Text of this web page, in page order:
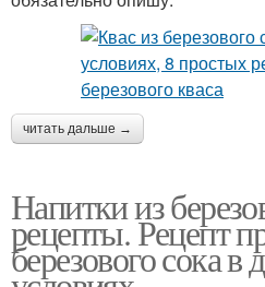
читать дальше →
Напитки из
рецепты. Рецепт
березового сока